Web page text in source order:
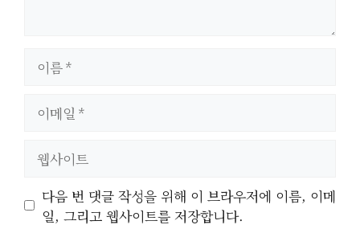
트
다음 번 댓글 작성을 위해 이 브라우저에 이름, 이메
일, 그리고 웹사이트를 저장합니다.